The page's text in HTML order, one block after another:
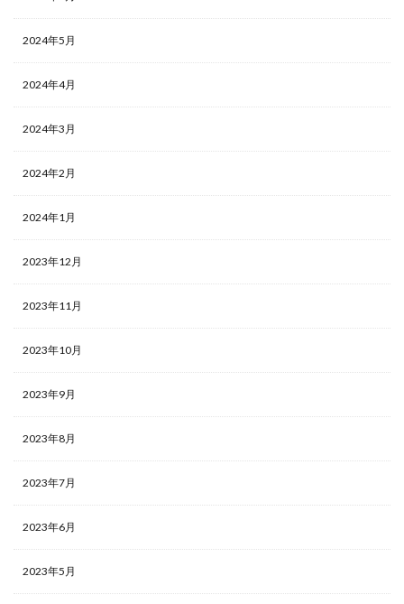
2024年5月
2024年4月
2024年3月
2024年2月
2024年1月
2023年12月
2023年11月
2023年10月
2023年9月
2023年8月
2023年7月
2023年6月
2023年5月